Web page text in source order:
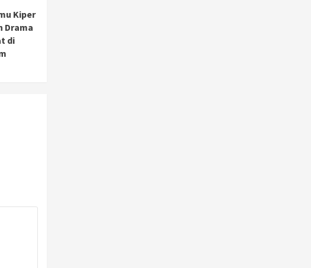
Kiper
Drama
di